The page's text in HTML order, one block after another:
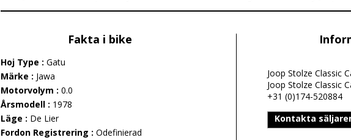
Fakta i bike
Hoj Type : Gatu
Märke : Jawa
Motorvolym : 0.0
Årsmodell : 1978
Läge : De Lier
Fordon Registrering : Odefinierad
Joop Stolze Classic
Joop Stolze Classic
+31 (0)174-520884
Kontakta